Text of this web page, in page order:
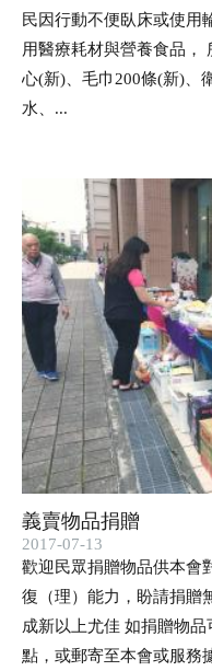
民因行動不便臥床或使用
用醫療耗材與營養食品，
心(新)、毛巾200條(新)、
水、...
義賣物品捐贈
2017-07-13
歡迎民眾捐贈物品供本會
復（理）能力，盼請捐贈
成新以上尤佳 如捐贈物
點，或郵寄至本會或服務